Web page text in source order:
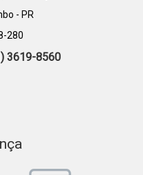
- PR
280
3619-8560